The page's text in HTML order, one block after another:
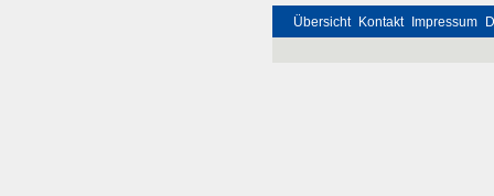
Übersicht Kontakt Impressum